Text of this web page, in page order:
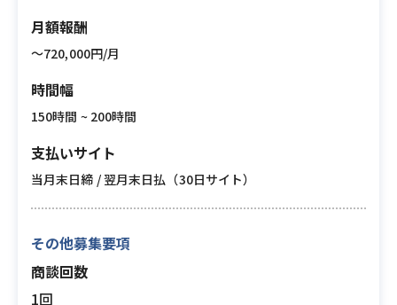
月額報酬
〜720,000円/月
時間幅
150時間 ~ 200時間
支払いサイト
当月末日締 / 翌月末日払（30日サイト）
その他募集要項
商談回数
1回